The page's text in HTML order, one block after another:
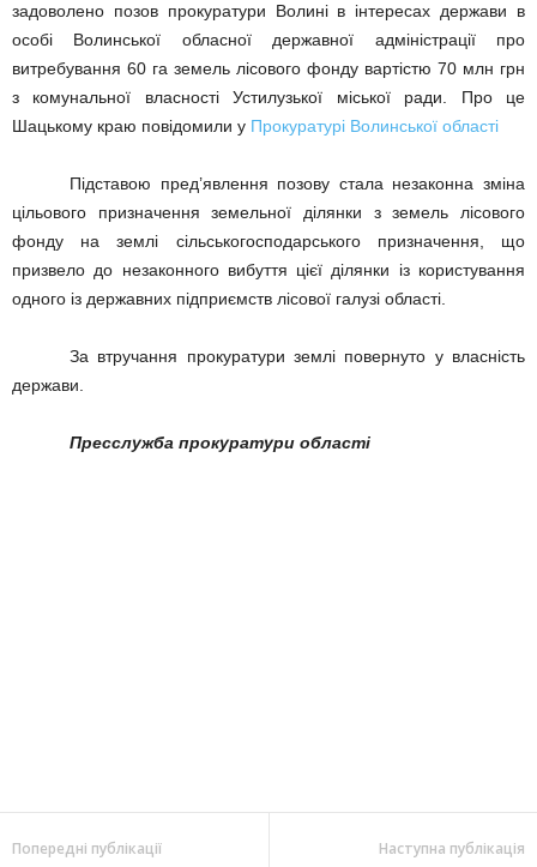
задоволено позов прокуратури Волині в інтересах держави в
особі Волинської обласної державної адміністрації про
витребування 60 га земель лісового фонду вартістю 70 млн грн
з комунальної власності Устилузької міської ради. Про це
Шацькому краю повідомили у Прокуратурі Волинської області
Підставою пред’явлення позову стала незаконна зміна
цільового призначення земельної ділянки з земель лісового
фонду на землі сільськогосподарського призначення, що
призвело до незаконного вибуття цієї ділянки із користування
одного із державних підприємств лісової галузі області.
За втручання прокуратури землі повернуто у власність
держави.
Пресслужба прокуратури області
Попередні публікації Наступна публікація